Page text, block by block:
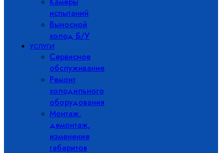
испытаний
Выносной
холод Б/У
УСЛУГИ
Сервисное
обслуживание
Ремонт
холодильного
оборудования
Монтаж,
демонтаж,
изменение
габаритов